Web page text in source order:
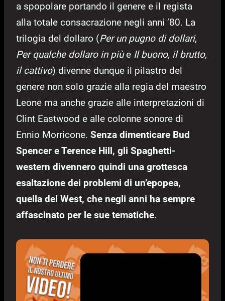
a spopolare portando il genere e il regista
alla totale consacrazione negli anni ’80. La
trilogia del dollaro (Per un pugno di dollari,
Per qualche dollaro in piùe Il buono, il brutto,
il cattivo) divenne dunque il pilastro del
genere non solo grazie alla regia del maestro
Leone ma anche grazie alle interpretazioni di
Clint Eastwood e alle colonne sonore di
Ennio Morricone. Senza dimenticare Bud
Spencer e Terence Hill, gli Spaghetti-
western divennero quindi una grottesca
esaltazione dei problemi di un’epopea,
quella del West, che negli anni ha sempre
affascinato per le sue tematiche.